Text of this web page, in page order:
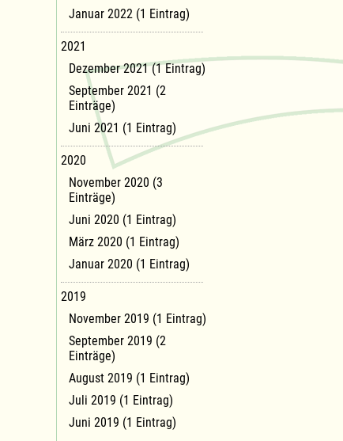
Januar 2022 (1 Eintrag)
2021
Dezember 2021 (1 Eintrag)
September 2021 (2
Einträge)
Juni 2021 (1 Eintrag)
2020
November 2020 (3
Einträge)
Juni 2020 (1 Eintrag)
März 2020 (1 Eintrag)
Januar 2020 (1 Eintrag)
2019
November 2019 (1 Eintrag)
September 2019 (2
Einträge)
August 2019 (1 Eintrag)
Juli 2019 (1 Eintrag)
Juni 2019 (1 Eintrag)